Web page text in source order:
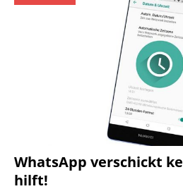
WhatsApp verschickt
hilft!